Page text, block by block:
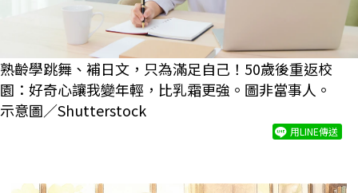
熟齡學跳舞、補日文，只為滿足自己！50歲後重返校
園：好奇心讓我變年輕，比乳霜更強。圖非當事人。
示意圖／Shutterstock
用LINE傳送